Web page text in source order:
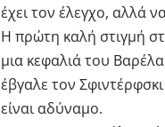
έχει τον έλεγχο, αλλά
Η πρώτη καλή στιγμή
μια κεφαλιά του
έβγαλε τον
είναι αδύναμο.